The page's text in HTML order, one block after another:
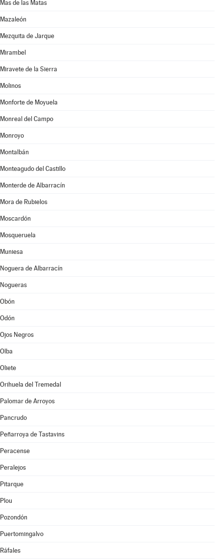
Mas de las Matas
Mazaleón
Mezquita de Jarque
Mirambel
Miravete de la Sierra
Molinos
Monforte de Moyuela
Monreal del Campo
Monroyo
Montalbán
Monteagudo del Castillo
Monterde de Albarracín
Mora de Rubielos
Moscardón
Mosqueruela
Muniesa
Noguera de Albarracín
Nogueras
Obón
Odón
Ojos Negros
Olba
Oliete
Orihuela del Tremedal
Palomar de Arroyos
Pancrudo
Peñarroya de Tastavins
Peracense
Peralejos
Pitarque
Plou
Pozondón
Puertomingalvo
Ráfales